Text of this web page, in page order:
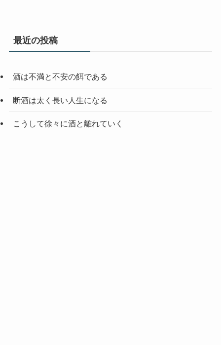
最近の投稿
酒は不満と不安の餌である
断酒は太く長い人生になる
こうして徐々に酒と離れていく